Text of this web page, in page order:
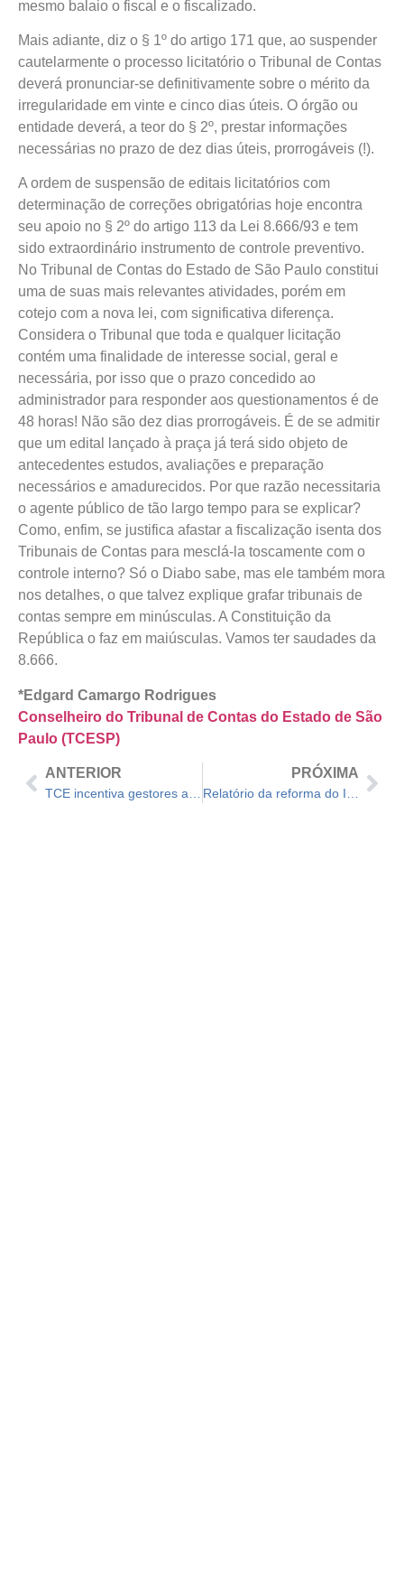
mesmo balaio o fiscal e o fiscalizado.
Mais adiante, diz o § 1º do artigo 171 que, ao suspender
cautelarmente o processo licitatório o Tribunal de Contas
deverá pronunciar-se definitivamente sobre o mérito da
irregularidade em vinte e cinco dias úteis. O órgão ou
entidade deverá, a teor do § 2º, prestar informações
necessárias no prazo de dez dias úteis, prorrogáveis (!).
A ordem de suspensão de editais licitatórios com
determinação de correções obrigatórias hoje encontra
seu apoio no § 2º do artigo 113 da Lei 8.666/93 e tem
sido extraordinário instrumento de controle preventivo.
No Tribunal de Contas do Estado de São Paulo constitui
uma de suas mais relevantes atividades, porém em
cotejo com a nova lei, com significativa diferença.
Considera o Tribunal que toda e qualquer licitação
contém uma finalidade de interesse social, geral e
necessária, por isso que o prazo concedido ao
administrador para responder aos questionamentos é de
48 horas! Não são dez dias prorrogáveis. É de se admitir
que um edital lançado à praça já terá sido objeto de
antecedentes estudos, avaliações e preparação
necessários e amadurecidos. Por que razão necessitaria
o agente público de tão largo tempo para se explicar?
Como, enfim, se justifica afastar a fiscalização isenta dos
Tribunais de Contas para mesclá-la toscamente com o
controle interno? Só o Diabo sabe, mas ele também mora
nos detalhes, o que talvez explique grafar tribunais de
contas sempre em minúsculas. A Constituição da
República o faz em maiúsculas. Vamos ter saudades da
8.666.
*Edgard Camargo Rodrigues
Conselheiro do Tribunal de Contas do Estado de São
Paulo (TCESP)
ANTERIOR PRÓXIMA